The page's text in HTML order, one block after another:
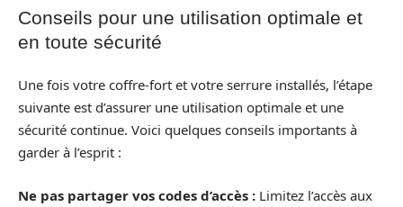
Conseils pour une utilisation optimale et
en toute sécurité
Une fois votre coffre-fort et votre serrure installés, l’étape
suivante est d’assurer une utilisation optimale et une
sécurité continue. Voici quelques conseils importants à
garder à l’esprit :
Ne pas partager vos codes d’accès : Limitez l’accès aux